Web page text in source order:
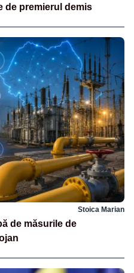
de premierul demis
Stoica Marian
de măsurile de